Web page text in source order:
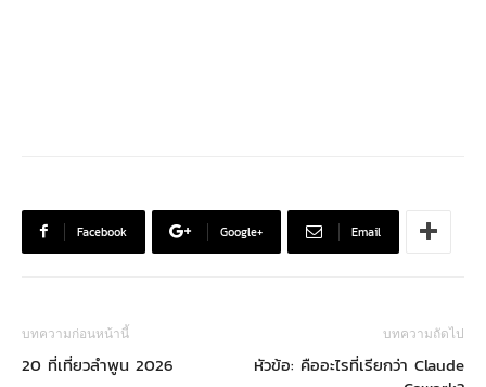
Facebook Google+ Email
บทความก่อนหน้านี้
20 ที่เที่ยวลำพูน 2026
บทความถัดไป
หัวข้อ: คืออะไรที่เรียกว่า Claude